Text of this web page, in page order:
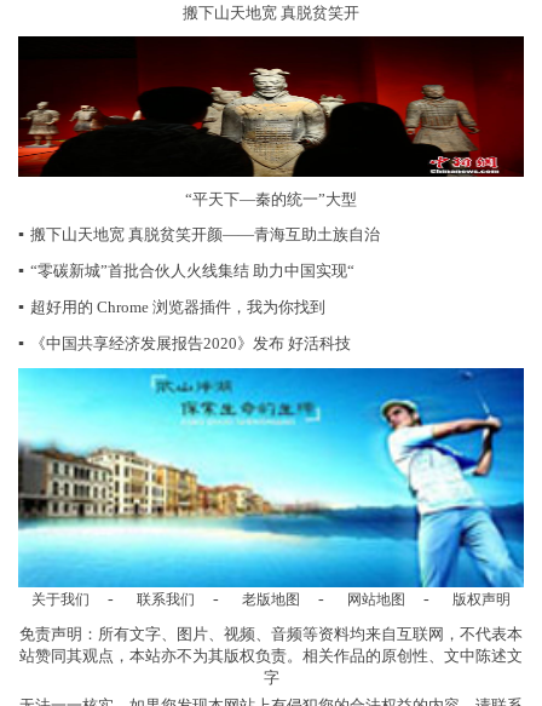
搬下山天地宽 真脱贫笑开
“平天下—秦的统一”大型
▪ 搬下山天地宽 真脱贫笑开颜——青海互助土族自治
▪ “零碳新城”首批合伙人火线集结 助力中国实现“
▪ 超好用的 Chrome 浏览器插件，我为你找到
▪
《中国共享经济发展报告2020》发布 好活科技
关于我们 - 联系我们 - 老版地图 - 网站地图 - 版权声明
免责声明：所有文字、图片、视频、音频等资料均来自互联网，不代表本
站赞同其观点，本站亦不为其版权负责。相关作品的原创性、文中陈述文
字